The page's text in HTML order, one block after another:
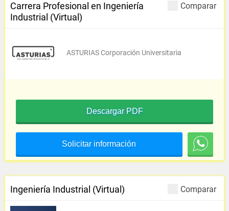
Comparar
Carrera Profesional en Ingeniería
Industrial (Virtual)
ASTURIAS Corporación Universitaria
Descargar PDF
Solicitar información
Comparar
Ingeniería Industrial (Virtual)